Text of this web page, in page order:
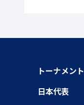
トーナメント
日本代表